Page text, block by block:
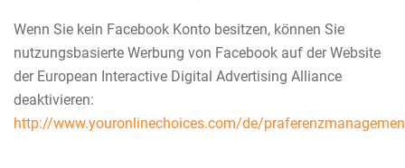
Wenn Sie kein Facebook Konto besitzen, können Sie
nutzungsbasierte Werbung von Facebook auf der Website
der European Interactive Digital Advertising Alliance
deaktivieren:
http://www.youronlinechoices.com/de/